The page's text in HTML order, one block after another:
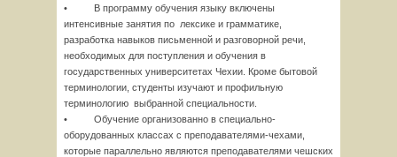
• В программу обучения языку включены
интенсивные занятия по лексике и грамматике,
разработка навыков письменной и разговорной речи,
необходимых для поступления и обучения в
государственных университетах Чехии. Кроме бытовой
терминологии, студенты изучают и профильную
терминологию выбранной специальности.
• Обучение организованно в специально-
оборудованных классах с преподавателями-чехами,
которые параллельно являются преподавателями чешских